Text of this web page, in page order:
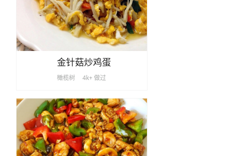
金针菇炒鸡蛋
橄榄树 4k+ 做过